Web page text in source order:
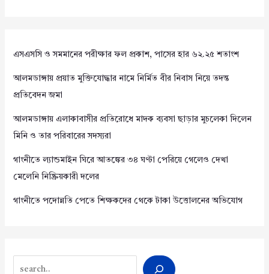
এসএসসি ও সমমানের পরীক্ষার ফল প্রকাশ, পাসের হার ৬২.২৫ শতাংশ
আলমডাঙ্গায় প্রয়াত মুক্তিযোদ্ধার নামে নির্মিত বীর নিবাস নিয়ে তদন্ত
প্রতিবেদন জমা
আলমডাঙ্গায় এলাকাবাসীর প্রতিরোধে মাদক ব্যবসা ছাড়ার মুচলেকা দিলেন
মিনি ও তার পরিবারের সদস্যরা
গাংনীতে ল্যান্ডমাইন ঘিরে আতঙ্কের ৩৪ ঘণ্টা পেরিয়ে গেলেও দেখা
মেলেনি নিষ্ক্রিয়কারী দলের
গাংনীতে পদোন্নতি পেতে শিক্ষকদের থেকে টাকা উত্তোলনের অভিযোগ